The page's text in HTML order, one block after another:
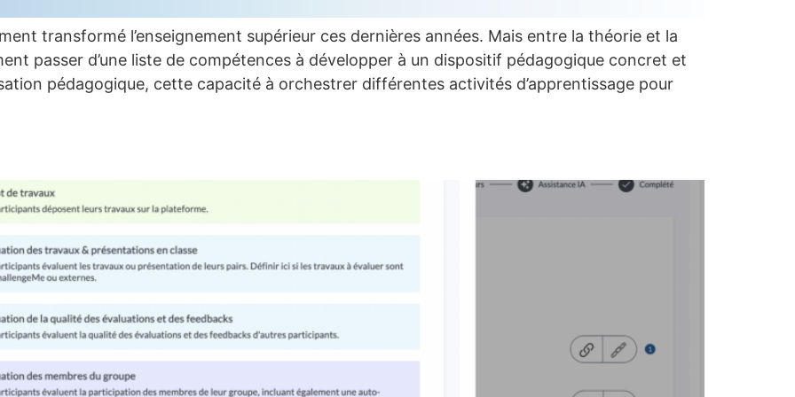
transformé l’enseignement supérieur ces dernières années. Mais entre la théorie et la
passer d’une liste de compétences à développer à un dispositif pédagogique concret et
pédagogique, cette capacité à orchestrer différentes activités d’apprentissage pour